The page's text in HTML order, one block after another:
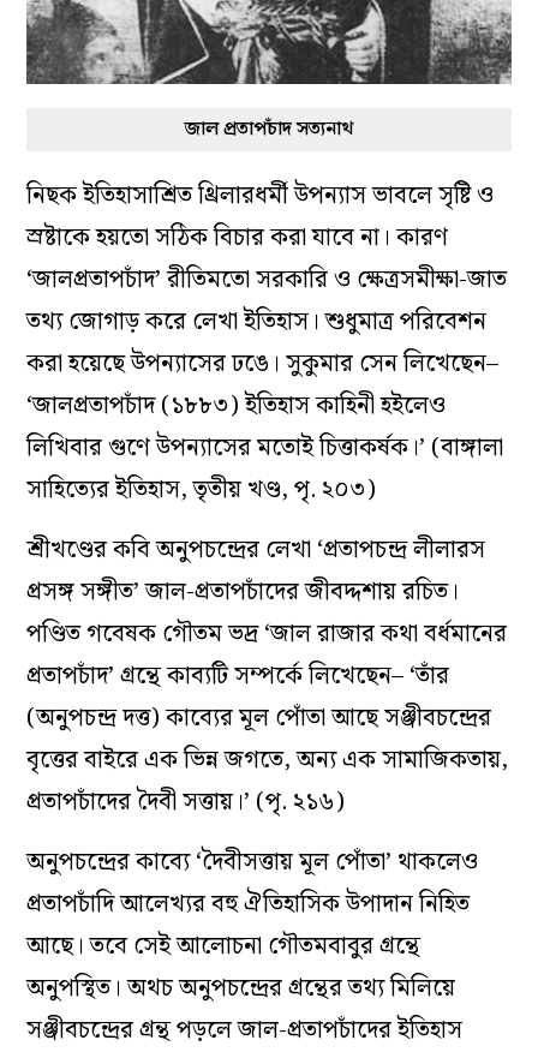
জাল প্রতাপচাঁদ সত্যনাথ
নিছক ইতিহাসাশ্রিত থ্রিলারধর্মী উপন্যাস ভাবলে সৃষ্টি ও
স্রষ্টাকে হয়তো সঠিক বিচার করা যাবে না। কারণ
‘জালপ্রতাপচাঁদ’ রীতিমতো সরকারি ও ক্ষেত্রসমীক্ষা-জাত
তথ্য জোগাড় করে লেখা ইতিহাস। শুধুমাত্র পরিবেশন
করা হয়েছে উপন্যাসের ঢঙে। সুকুমার সেন লিখেছেন–
‘জালপ্রতাপচাঁদ (১৮৮৩) ইতিহাস কাহিনী হইলেও
লিখিবার গুণে উপন্যাসের মতোই চিত্তাকর্ষক।’ (বাঙ্গালা
সাহিত্যের ইতিহাস, তৃতীয় খণ্ড, পৃ. ২০৩)
শ্রীখণ্ডের কবি অনুপচন্দ্রের লেখা ‘প্রতাপচন্দ্র লীলারস
প্রসঙ্গ সঙ্গীত’ জাল-প্রতাপচাঁদের জীবদ্দশায় রচিত।
পণ্ডিত গবেষক গৌতম ভদ্র ‘জাল রাজার কথা বর্ধমানের
প্রতাপচাঁদ’ গ্রন্থে কাব্যটি সম্পর্কে লিখেছেন– ‘তাঁর
(অনুপচন্দ্র দত্ত) কাব্যের মূল পোঁতা আছে সঞ্জীবচন্দ্রের
বৃত্তের বাইরে এক ভিন্ন জগতে, অন্য এক সামাজিকতায়,
প্রতাপচাঁদের দৈবী সত্তায়।’ (পৃ. ২১৬)
অনুপচন্দ্রের কাব্যে ‘দৈবীসত্তায় মূল পোঁতা’ থাকলেও
প্রতাপচাঁদি আলেখ্যর বহু ঐতিহাসিক উপাদান নিহিত
আছে। তবে সেই আলোচনা গৌতমবাবুর গ্রন্থে
অনুপস্থিত। অথচ অনুপচন্দ্রের গ্রন্থের তথ্য মিলিয়ে
সঞ্জীবচন্দ্রের গ্রন্থ পড়লে জাল-প্রতাপচাঁদের ইতিহাস